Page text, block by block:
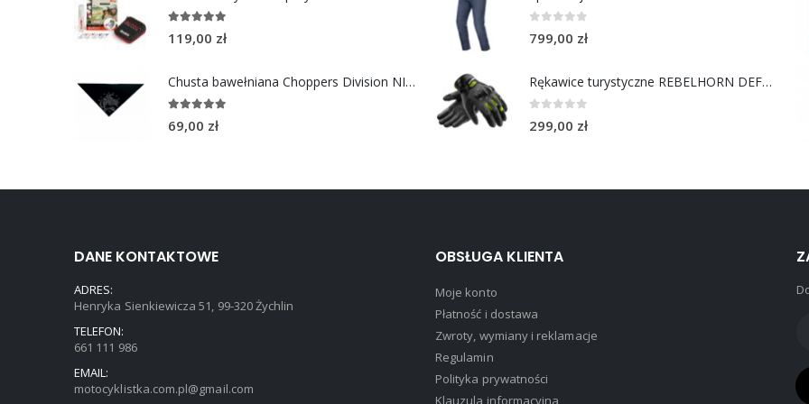
out of 5
119,00 zł
Chusta bawełniana Choppers Division NIE JEDZIESZ NIE ŻYJESZ
out of 5
69,00 zł
out of 5
799,00 zł
Rękawice turystyczne REBELHORN DEFENDER black yellow fluo
out of 5
299,00 zł
DANE KONTAKTOWE
ADRES:
Henryka Sienkiewicza 51, 99-320 Żychlin
TELEFON:
661 111 986
EMAIL:
motocyklistka.com.pl@gmail.com
OBSŁUGA KLIENTA
Moje konto
Płatność i dostawa
Zwroty, wymiany i reklamacje
Regulamin
Polityka prywatności
Klauzula informacyjna